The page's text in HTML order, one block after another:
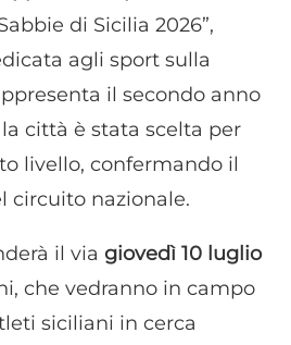
di Sicilia 2026”,
agli sport sulla
il secondo anno
città è stata scelta per
livello, confermando il
circuito nazionale.
il via giovedì 10 luglio
che vedranno in campo
siciliani in cerca